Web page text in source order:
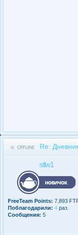
Re:
stlw1
FreeTeam Points: 7,893
Поблагодарили: 4 раз.
Сообщения: 5